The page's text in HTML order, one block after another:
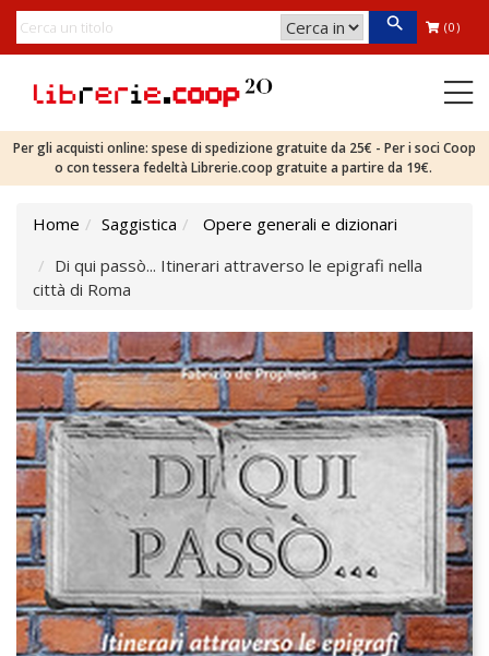
(0)
Per gli acquisti online: spese di spedizione gratuite da 25€ - Per i soci Coop
o con tessera fedeltà Librerie.coop gratuite a partire da 19€.
Home Saggistica
Opere generali e dizionari
Di qui passò... Itinerari attraverso le epigrafi nella
città di Roma